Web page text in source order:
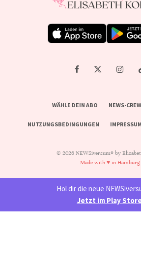
WÄHLE DEIN ABO NEWS-
NUTZUNGSBEDINGUNGEN IMPRESSUM
© 2026 NEWSiversum® by
Made with ♥ in Hamburg
Hol dir die neue
Jetzt im Play